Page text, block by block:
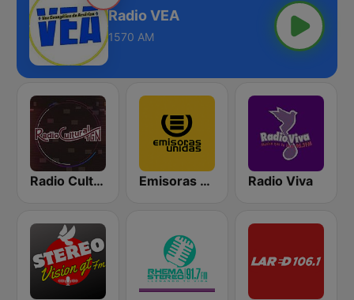
Radio VEA
1570 AM
Radio Cultural TGN Emisoras Unidas Radio Viva